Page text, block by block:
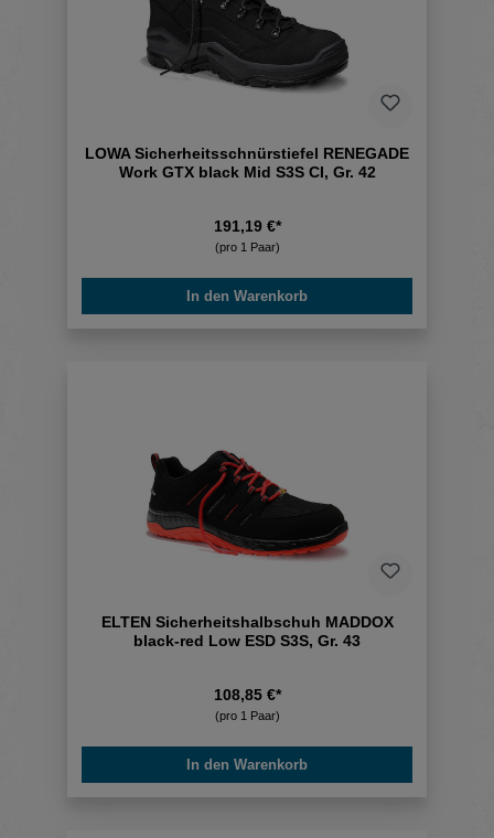
LOWA Sicherheitsschnürstiefel RENEGADE
Work GTX black Mid S3S CI, Gr. 42
191,19 €*
(pro 1 Paar)
In den Warenkorb
ELTEN Sicherheitshalbschuh MADDOX
black-red Low ESD S3S, Gr. 43
108,85 €*
(pro 1 Paar)
In den Warenkorb